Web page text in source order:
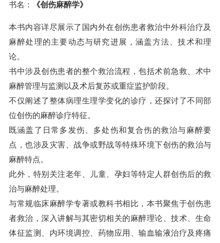
书名： 《创伤麻醉学》
本书内容详尽展示了国内外在创伤患者救治中外科治疗及
麻醉处理的主要动态与研究进展，涵盖方法、技术和理
论。
书中涉及创伤患者的整个救治流程，包括术前急救、术中
麻醉管理与监测以及术后复苏或重症监护阶段。
不仅阐述了整体病理生理学变化的诊疗，还探讨了不同部
位创伤的麻醉诊疗特征。
既涵盖了日常多发伤、多处伤和复合伤的救治与麻醉要
点，也涉及灾害、战争或野战等特殊环境下创伤的救治与
麻醉特点。
此外，特别关注老年、儿童、孕妇等特定人群创伤后的救
治与麻醉处理。
与常规临床麻醉学专著或教科书相比，本书聚焦于创伤患
者救治，深入讲解与其密切相关的麻醉理论、技术、生命
体征监测、内环境调控、药物应用、输血输液治疗及疼痛